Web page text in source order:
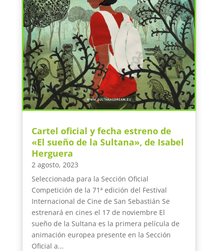
Cartel oficial y fecha estreno de
«El sueño de la Sultana», de Isabel
Herguera
2 agosto, 2023
Seleccionada para la Sección Oficial
Competición de la 71ª edición del Festival
Internacional de Cine de San Sebastián Se
estrenará en cines el 17 de noviembre El
sueño de la Sultana es la primera película de
animación europea presente en la Sección
Oficial a...